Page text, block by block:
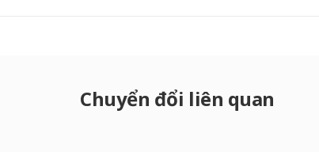
Chuyển đổi liên quan